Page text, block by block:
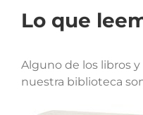
Lo que
Alguno de los libros
nuestra biblioteca